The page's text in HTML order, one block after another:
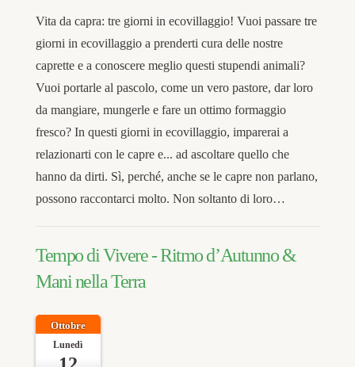
Vita da capra: tre giorni in ecovillaggio! Vuoi passare tre
giorni in ecovillaggio a prenderti cura delle nostre
caprette e a conoscere meglio questi stupendi animali?
Vuoi portarle al pascolo, come un vero pastore, dar loro
da mangiare, mungerle e fare un ottimo formaggio
fresco? In questi giorni in ecovillaggio, imparerai a
relazionarti con le capre e... ad ascoltare quello che
hanno da dirti. Sì, perché, anche se le capre non parlano,
possono raccontarci molto. Non soltanto di loro…
Tempo di Vivere - Ritmo d’Autunno &
Mani nella Terra
Ottobre
Lunedì